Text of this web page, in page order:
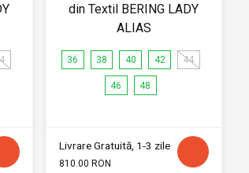
din Textil BERING LADY
ALIAS
36 38 40 42 44
46 48
Livrare Gratuită, 1-3 zile
810.00 RON